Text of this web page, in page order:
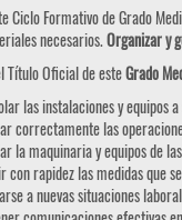
Ciclo Formativo de Grado
necesarios.Organizar y
Título Oficial de esteGrado
las instalaciones y equipos
correctamente las
la maquinaria y equipos de
con rapidez las medidas que
a nuevas situaciones